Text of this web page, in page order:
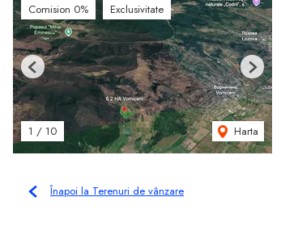
Comision 0% Exclusivitate
1 / 10 Harta
Previous Next
Înapoi la Terenuri de vânzare